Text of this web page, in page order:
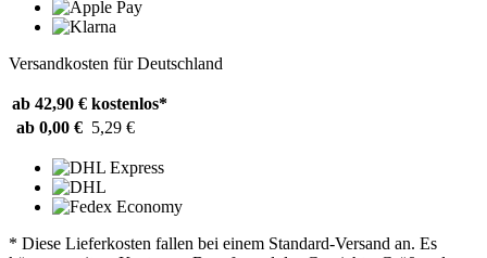
Versandkosten für Deutschland
ab 42,90 € kostenlos*
ab 0,00 € 5,29 €
* Diese Lieferkosten fallen bei einem Standard-Versand an. Es